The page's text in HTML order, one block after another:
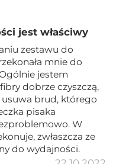
jest właściwy
zestawu do
mnie do
jestem
dobrze czyszczą,
usuwa brud, którego
pisaka
W
zwłaszcza ze
do wydajności.